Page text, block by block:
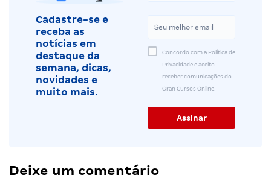
Cadastre-se e
receba as
notícias em
destaque da
semana, dicas,
novidades e
muito mais.
Concordo com a Política de
Privacidade e aceito
receber comunicações do
Gran Cursos Online.
Deixe um comentário